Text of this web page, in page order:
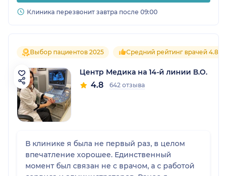
Клиника перезвонит завтра после 09:00
Выбор пациентов 2025 Средний рейтинг врачей 4.8
Центр Медика на 14-й линии В.О.
4.8 642 отзыва
В клинике я была не первый раз, в целом
впечатление хорошее. Единственный
момент был связан не с врачом, а с работой